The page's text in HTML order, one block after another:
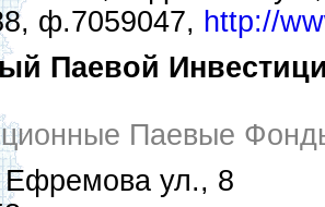
ф.7059047, http://
Паевой
Паевые
Ефремова ул., 8